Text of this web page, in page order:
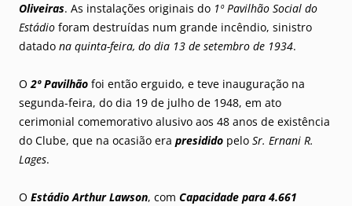
Oliveiras. As instalações originais do 1º Pavilhão Social do
Estádio foram destruídas num grande incêndio, sinistro
datado na quinta-feira, do dia 13 de setembro de 1934.
O2º Pavilhão foi então erguido, e teve inauguração na
segunda-feira, do dia 19 de julho de 1948, em ato
cerimonial comemorativo alusivo aos 48 anos de existência
do Clube, que na ocasião era presidido pelo Sr. Ernani R.
Lages.
O ​Estádio Arthur Lawson, com Capacidade para 4.661